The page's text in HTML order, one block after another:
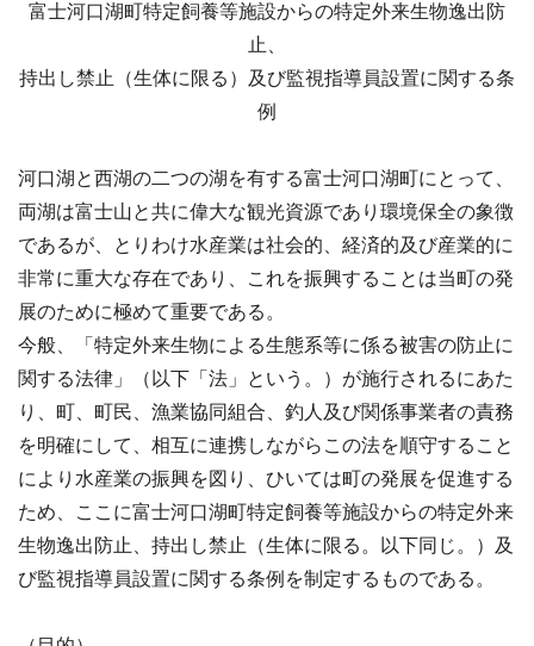
富士河口湖町特定飼養等施設からの特定外来生物逸出防
止、
持出し禁止（生体に限る）及び監視指導員設置に関する条
例
河口湖と西湖の二つの湖を有する富士河口湖町にとって、
両湖は富士山と共に偉大な観光資源であり環境保全の象徴
であるが、とりわけ水産業は社会的、経済的及び産業的に
非常に重大な存在であり、これを振興することは当町の発
展のために極めて重要である。
今般、「特定外来生物による生態系等に係る被害の防止に
関する法律」（以下「法」という。）が施行されるにあた
り、町、町民、漁業協同組合、釣人及び関係事業者の責務
を明確にして、相互に連携しながらこの法を順守すること
により水産業の振興を図り、ひいては町の発展を促進する
ため、ここに富士河口湖町特定飼養等施設からの特定外来
生物逸出防止、持出し禁止（生体に限る。以下同じ。）及
び監視指導員設置に関する条例を制定するものである。